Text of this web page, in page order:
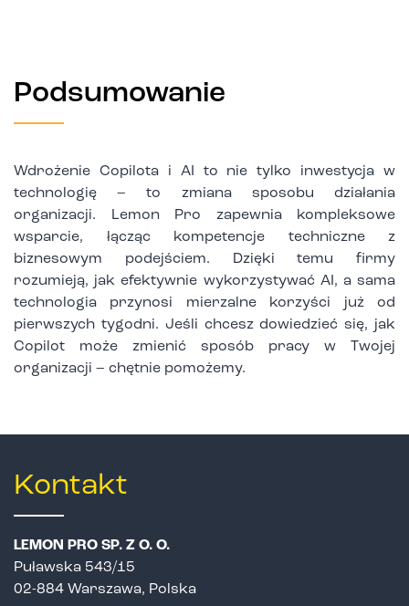
Podsumowanie
Wdrożenie Copilota i AI to nie tylko inwestycja w
technologię – to zmiana sposobu działania
organizacji. Lemon Pro zapewnia kompleksowe
wsparcie, łącząc kompetencje techniczne z
biznesowym podejściem. Dzięki temu firmy
rozumieją, jak efektywnie wykorzystywać AI, a sama
technologia przynosi mierzalne korzyści już od
pierwszych tygodni. Jeśli chcesz dowiedzieć się, jak
Copilot może zmienić sposób pracy w Twojej
organizacji – chętnie pomożemy.
Kontakt
LEMON PRO SP. Z O. O.
Puławska 543/15
02-884 Warszawa, Polska